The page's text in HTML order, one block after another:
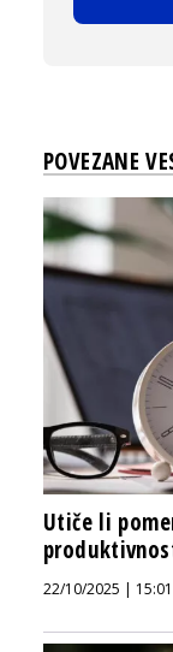
POVEZANE
Utiče li
22/10/2025 | 15:01